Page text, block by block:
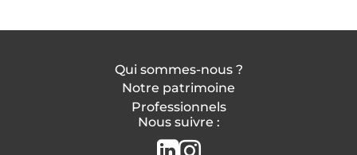
Qui sommes-nous ?
Notre patrimoine
Professionnels
Nous suivre :